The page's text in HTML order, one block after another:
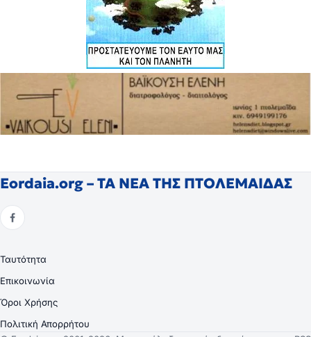
Eordaia.org – ΤΑ ΝΕΑ ΤΗΣ ΠΤΟΛΕΜΑΙΔΑΣ
Ταυτότητα
Επικοινωνία
Όροι Χρήσης
Πολιτική Απορρήτου